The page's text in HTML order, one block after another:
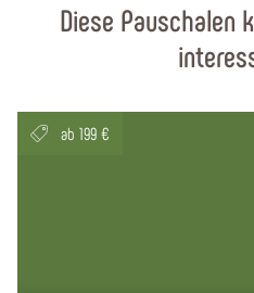
Diese Pauschalen
ab 199 €